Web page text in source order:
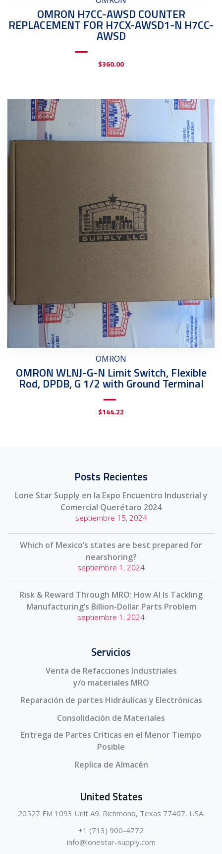
OMRON H7CC-AWSD COUNTER
REPLACEMENT FOR H7CX-AWSD1-N H7CC-
AWSD
$360.00
OMRON
OMRON WLNJ-G-N Limit Switch, Flexible
Rod, DPDB, G 1/2 with Ground Terminal
$144.22
Posts Recientes
Lone Star Supply en la Expo Encuentro Industrial y
Comercial Querétaro 2024
septiembre 15, 2024
Which of Mexico’s states are best prepared for
nearshoring?
septiembre 1, 2024
Risk & Reward Through MRO: How AI Is Tackling
Manufacturing’s Billion-Dollar Parts Problem
septiembre 1, 2024
Servicios
Venta de Refacciones Industriales
y/o materiales MRO
Reparación de partes Hidráulicas y Electrónicas
Consolidación de Materiales
Entrega de Partes Criticas en el Menor Tiempo
Posible
Replica de Almacén
United States
20527 FM 1093 Unit A9. Richmond, Texas 77407, USA.
+1 (713) 900-4772
info@lonestar-supply.com